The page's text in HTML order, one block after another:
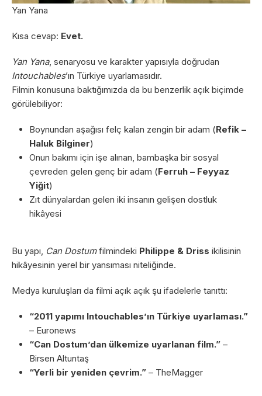
Yan Yana
Kısa cevap: Evet.
Yan Yana, senaryosu ve karakter yapısıyla doğrudan
Intouchables’ın Türkiye uyarlamasıdır.
Filmin konusuna baktığımızda da bu benzerlik açık biçimde
görülebiliyor:
Boynundan aşağısı felç kalan zengin bir adam (Refik –
Haluk Bilginer)
Onun bakımı için işe alınan, bambaşka bir sosyal
çevreden gelen genç bir adam (Ferruh – Feyyaz
Yiğit)
Zıt dünyalardan gelen iki insanın gelişen dostluk
hikâyesi
Bu yapı, Can Dostumfilmindeki Philippe & Driss ikilisinin
hikâyesinin yerel bir yansıması niteliğinde.
Medya kuruluşları da filmi açık açık şu ifadelerle tanıttı:
“2011 yapımı Intouchables’ın Türkiye uyarlaması.”
– Euronews
“Can Dostum’dan ülkemize uyarlanan film.” –
Birsen Altuntaş
“Yerli bir yeniden çevrim.” – TheMagger